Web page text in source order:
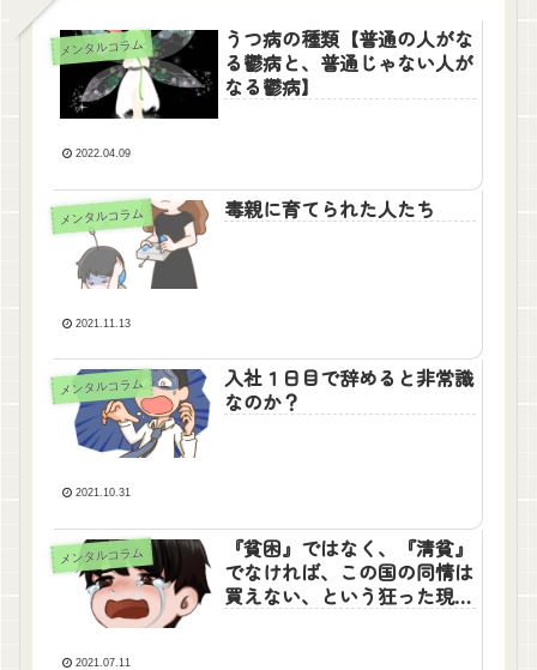
メンタルコラム
うつ病の種類【普通の人がな
る鬱病と、普通じゃない人が
なる鬱病】
2022.04.09
メンタルコラム 毒親に育てられた人たち
2021.11.13
メンタルコラム
入社１日目で辞めると非常識
なのか？
2021.10.31
メンタルコラム
『貧困』ではなく、『清貧』
でなければ、この国の同情は
買えない、という狂った現実
2021.07.11